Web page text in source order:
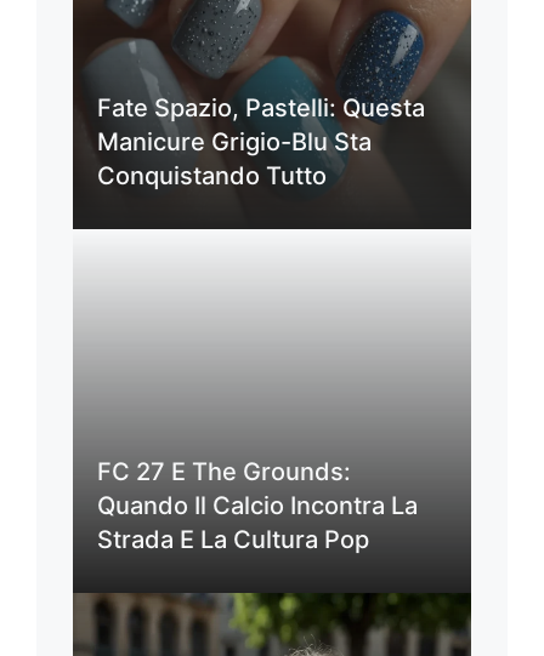
Fate Spazio, Pastelli: Questa
Manicure Grigio-Blu Sta
Conquistando Tutto
FC 27 E The Grounds:
Quando Il Calcio Incontra La
Strada E La Cultura Pop